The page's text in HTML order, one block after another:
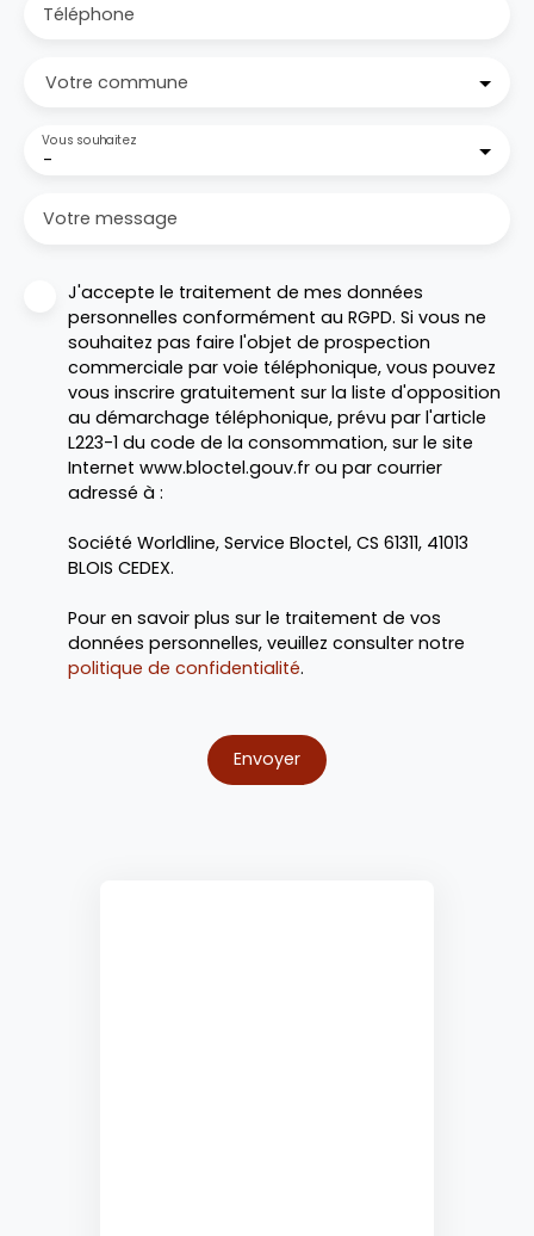
Téléphone
Votre commune
-
Vous souhaitez
Votre message
J'accepte le traitement de mes données
personnelles conformément au RGPD. Si vous ne
souhaitez pas faire l'objet de prospection
commerciale par voie téléphonique, vous pouvez
vous inscrire gratuitement sur la liste d'opposition
au démarchage téléphonique, prévu par l'article
L223-1 du code de la consommation, sur le site
Internet www.bloctel.gouv.fr ou par courrier
adressé à :
Société Worldline, Service Bloctel, CS 61311, 41013
BLOIS CEDEX.
Pour en savoir plus sur le traitement de vos
données personnelles, veuillez consulter notre
politique de confidentialité.
Envoyer